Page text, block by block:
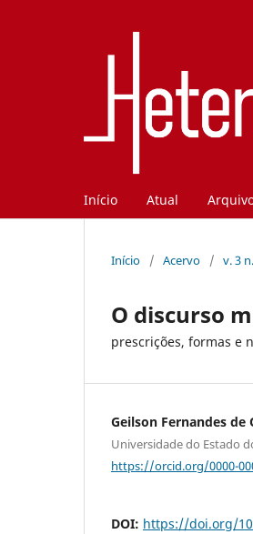
Início Atual
Início / Acervo / v. 3
O discurso
prescrições, formas e
Geilson Fernandes de
Universidade do Estado
https://orcid.org/0000-
DOI: https://doi.org/